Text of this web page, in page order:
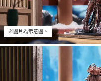
※圖片為示意圖。